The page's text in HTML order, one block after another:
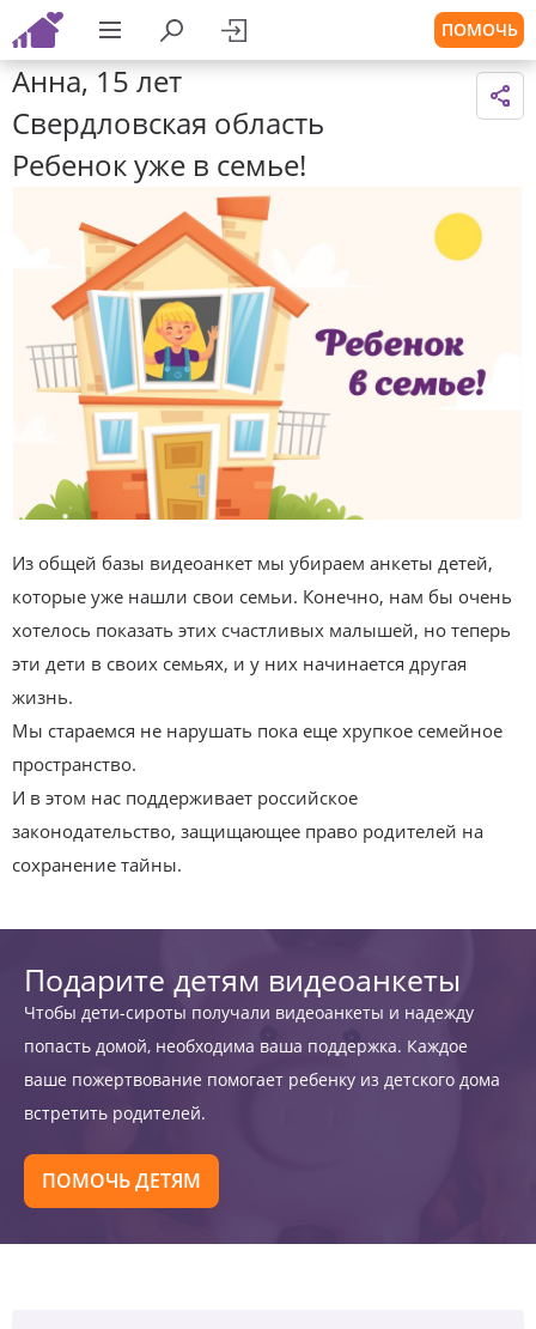
ПОМОЧЬ
Анна, 15 лет
Свердловская область
Ребенок уже в семье!
Из общей базы видеоанкет мы убираем анкеты детей,
которые уже нашли свои семьи. Конечно, нам бы очень
хотелось показать этих счастливых малышей, но теперь
эти дети в своих семьях, и у них начинается другая
жизнь.
Мы стараемся не нарушать пока еще хрупкое семейное
пространство.
И в этом нас поддерживает российское
законодательство, защищающее право родителей на
сохранение тайны.
Подарите детям видеоанкеты
Чтобы дети-сироты получали видеоанкеты и надежду
попасть домой, необходима ваша поддержка. Каждое
ваше пожертвование помогает ребенку из детского дома
встретить родителей.
ПОМОЧЬ ДЕТЯМ